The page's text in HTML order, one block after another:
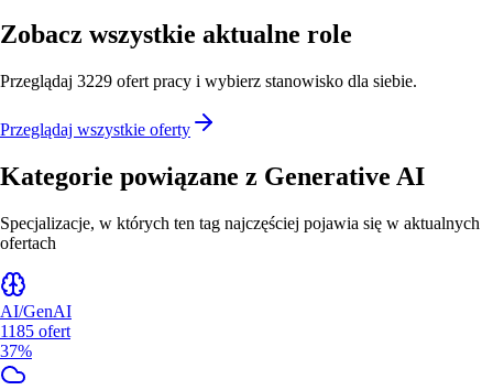
Zobacz wszystkie aktualne role
Przeglądaj 3229 ofert pracy i wybierz stanowisko dla siebie.
Przeglądaj wszystkie oferty
Kategorie powiązane z Generative AI
Specjalizacje, w których ten tag najczęściej pojawia się w aktualnych
ofertach
AI/GenAI
1185 ofert
37%